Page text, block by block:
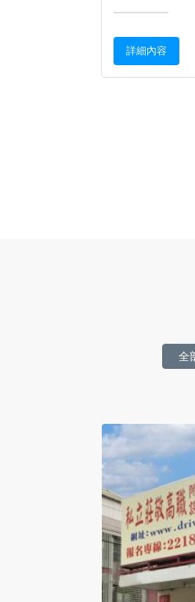
詳細內容
全